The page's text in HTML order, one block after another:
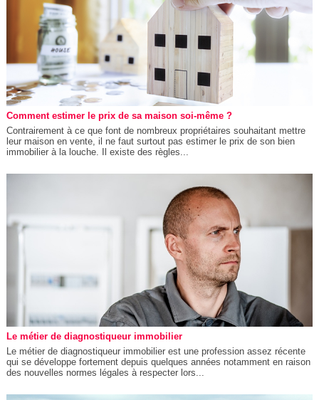
Comment estimer le prix de sa maison soi-même ?
Contrairement à ce que font de nombreux propriétaires souhaitant mettre
leur maison en vente, il ne faut surtout pas estimer le prix de son bien
immobilier à la louche. Il existe des règles...
Le métier de diagnostiqueur immobilier
Le métier de diagnostiqueur immobilier est une profession assez récente
qui se développe fortement depuis quelques années notamment en raison
des nouvelles normes légales à respecter lors...